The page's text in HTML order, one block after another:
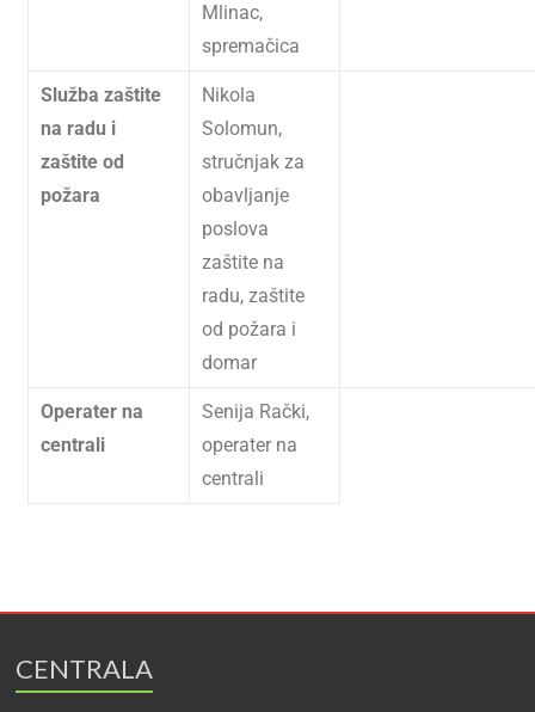
Mlinac,
spremačica
Služba zaštite
na radu i
zaštite od
požara
Nikola
Solomun,
stručnjak za
obavljanje
poslova
zaštite na
radu, zaštite
od požara i
domar
Operater na
centrali
Senija Rački,
operater na
centrali
CENTRALA